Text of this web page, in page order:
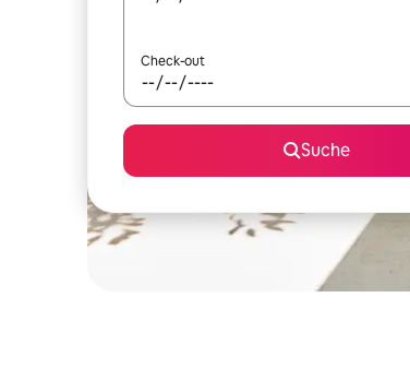
Check-out
Suche